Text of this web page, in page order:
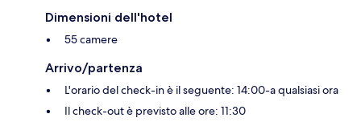
Dimensioni dell'hotel
55 camere
Arrivo/partenza
L'orario del check-in è il seguente: 14:00-a qualsiasi ora
Il check-out è previsto alle ore: 11:30